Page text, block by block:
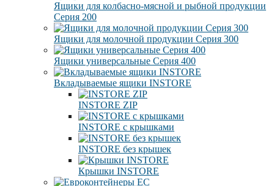
Ящики для колбасно-мясной и рыбной продукции
Серия 200
Ящики для молочной продукции Серия 300
Ящики универсальные Серия 400
Вкладываемые ящики INSTORE
INSTORE ZIP
INSTORE с крышками
INSTORE без крышек
Крышки INSTORE